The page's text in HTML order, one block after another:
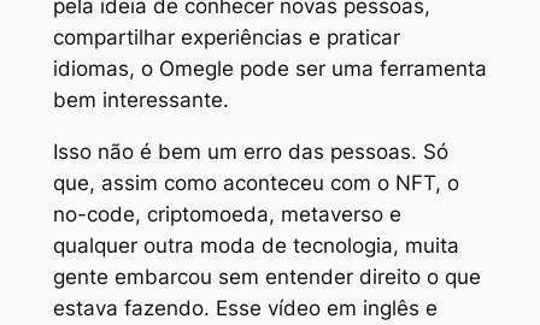
pela ideia de conhecer novas pessoas,
compartilhar experiências e praticar
idiomas, o Omegle pode ser uma ferramenta
bem interessante.
Isso não é bem um erro das pessoas. Só
que, assim como aconteceu com o NFT, o
no-code, criptomoeda, metaverso e
qualquer outra moda de tecnologia, muita
gente embarcou sem entender direito o que
estava fazendo. Esse vídeo em inglês e